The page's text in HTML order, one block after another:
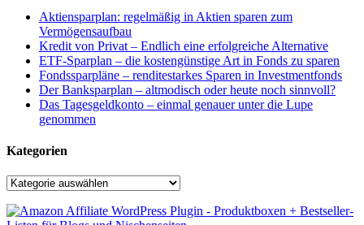
Aktiensparplan: regelmäßig in Aktien sparen zum
Vermögensaufbau
Kredit von Privat – Endlich eine erfolgreiche Alternative
ETF-Sparplan – die kostengünstige Art in Fonds zu sparen
Fondssparpläne – renditestarkes Sparen in Investmentfonds
Der Banksparplan – altmodisch oder heute noch sinnvoll?
Das Tagesgeldkonto – einmal genauer unter die Lupe
genommen
Kategorien
Kategorien